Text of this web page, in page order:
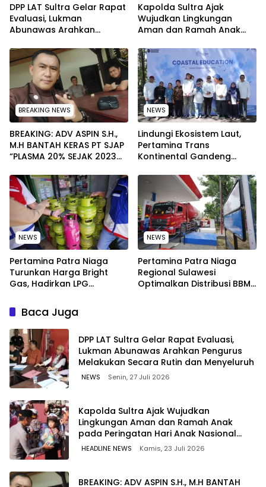
‎DPP LAT Sultra Gelar Rapat
Evaluasi, Lukman
Abunawas Arahkan
Secara Rutin dan
Menyeluruh
Kapolda Sultra Ajak
Wujudkan Lingkungan
Aman dan Ramah Anak
Nasional 2026
BREAKING NEWS
BREAKING: ADV ASPIN S.H.,
M.H BANTAH KERAS PT SJAP
“PLASMA 20% SEJAK 2023
WARGA WAWOONE!
NEWS
Lindungi Ekosistem Laut,
Pertamina Trans
Kontinental Gandeng
Kebersihan Pantai di
Bitung, Sulawesi
NEWS
Pertamina Patra Niaga
Turunkan Harga Bright
Gas, Hadirkan LPG
Lebih Kompetitif
NEWS
Pertamina Patra Niaga
Regional Sulawesi
Optimalkan Distribusi BBM
Baca Juga
‎DPP LAT Sultra Gelar Rapat Evaluasi,
Lukman Abunawas Arahkan Pengurus
Melakukan Secara Rutin dan Menyeluruh
NEWS Senin, 27 Juli 2026
Kapolda Sultra Ajak Wujudkan
Lingkungan Aman dan Ramah Anak
pada Peringatan Hari Anak Nasional
2026
HEADLINE NEWS Kamis, 23 Juli 2026
BREAKING: ADV ASPIN S.H., M.H BANTAH